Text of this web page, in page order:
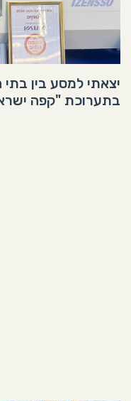
יצאתי למסע בין בתי
בתערוכת "קפה